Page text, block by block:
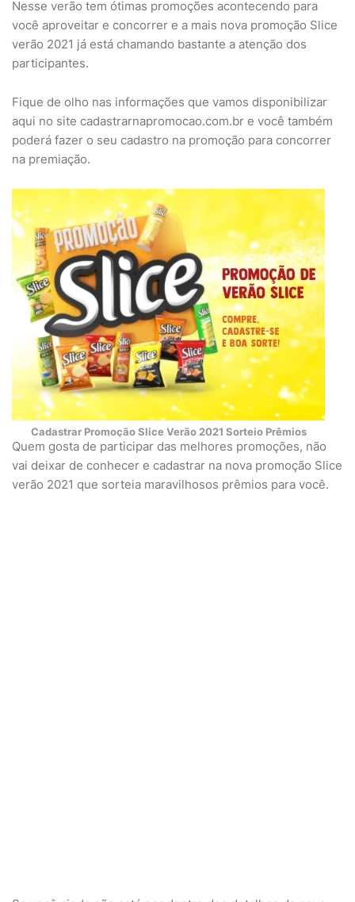
Nesse verão tem ótimas promoções acontecendo para
você aproveitar e concorrer e a mais nova promoção Slice
verão 2021 já está chamando bastante a atenção dos
participantes.
Fique de olho nas informações que vamos disponibilizar
aqui no site cadastrarnapromocao.com.br e você também
poderá fazer o seu cadastro na promoção para concorrer
na premiação.
Cadastrar Promoção Slice Verão 2021 Sorteio Prêmios
Quem gosta de participar das melhores promoções, não
vai deixar de conhecer e cadastrar na nova promoção Slice
verão 2021 que sorteia maravilhosos prêmios para você.